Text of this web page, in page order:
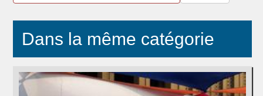
Dans la même catégorie